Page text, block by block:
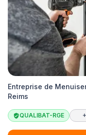
Entreprise de
Reims
QUALIBAT-RGE